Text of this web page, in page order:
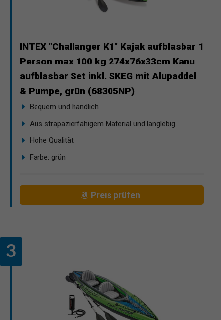
INTEX "Challanger K1" Kajak aufblasbar 1
Person max 100 kg 274x76x33cm Kanu
aufblasbar Set inkl. SKEG mit Alupaddel
& Pumpe, grün (68305NP)
Bequem und handlich
Aus strapazierfähigem Material und langlebig
Hohe Qualität
Farbe: grün
Preis prüfen